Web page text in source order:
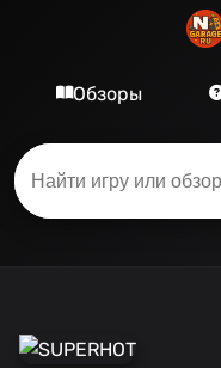
Обзоры